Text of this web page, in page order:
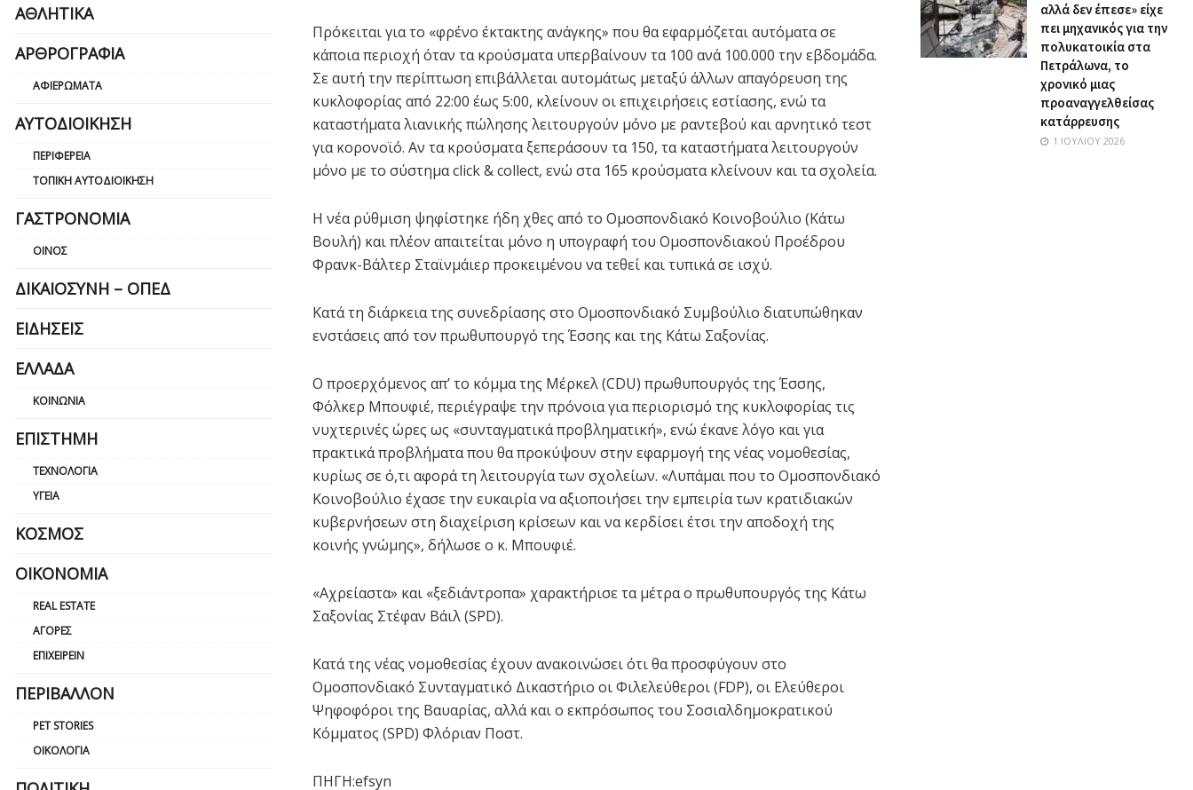
Πρόκειται για το «φρένο έκτακτης ανάγκης» που θα εφαρμόζεται αυτόματα σε
κάποια περιοχή όταν τα κρούσματα υπερβαίνουν τα 100 ανά 100.000 την εβδομάδα.
Σε αυτή την περίπτωση επιβάλλεται αυτομάτως μεταξύ άλλων απαγόρευση της
κυκλοφορίας από 22:00 έως 5:00, κλείνουν οι επιχειρήσεις εστίασης, ενώ τα
καταστήματα λιανικής πώλησης λειτουργούν μόνο με ραντεβού και αρνητικό τεστ
για κορονοϊό. Αν τα κρούσματα ξεπεράσουν τα 150, τα καταστήματα λειτουργούν
μόνο με το σύστημα click & collect, ενώ στα 165 κρούσματα κλείνουν και τα σχολεία.
Η νέα ρύθμιση ψηφίστηκε ήδη χθες από το Ομοσπονδιακό Κοινοβούλιο (Κάτω
Βουλή) και πλέον απαιτείται μόνο η υπογραφή του Ομοσπονδιακού Προέδρου
Φρανκ-Βάλτερ Σταϊνμάιερ προκειμένου να τεθεί και τυπικά σε ισχύ.
Κατά τη διάρκεια της συνεδρίασης στο Ομοσπονδιακό Συμβούλιο διατυπώθηκαν
ενστάσεις από τον πρωθυπουργό της Έσσης και της Κάτω Σαξονίας.
Ο προερχόμενος απ’ το κόμμα της Μέρκελ (CDU) πρωθυπουργός της Έσσης,
Φόλκερ Μπουφιέ, περιέγραψε την πρόνοια για περιορισμό της κυκλοφορίας τις
νυχτερινές ώρες ως «συνταγματικά προβληματική», ενώ έκανε λόγο και για
πρακτικά προβλήματα που θα προκύψουν στην εφαρμογή της νέας νομοθεσίας,
κυρίως σε ό,τι αφορά τη λειτουργία των σχολείων. «Λυπάμαι που το Ομοσπονδιακό
Κοινοβούλιο έχασε την ευκαιρία να αξιοποιήσει την εμπειρία των κρατιδιακών
κυβερνήσεων στη διαχείριση κρίσεων και να κερδίσει έτσι την αποδοχή της
κοινής γνώμης», δήλωσε ο κ. Μπουφιέ.
«Αχρείαστα» και «ξεδιάντροπα» χαρακτήρισε τα μέτρα ο πρωθυπουργός της Κάτω
Σαξονίας Στέφαν Βάιλ (SPD).
Κατά της νέας νομοθεσίας έχουν ανακοινώσει ότι θα προσφύγουν στο
Ομοσπονδιακό Συνταγματικό Δικαστήριο οι Φιλελεύθεροι (FDP), οι Ελεύθεροι
Ψηφοφόροι της Βαυαρίας, αλλά και ο εκπρόσωπος του Σοσιαλδημοκρατικού
Κόμματος (SPD) Φλόριαν Ποστ.
ΠΗΓΗ:efsyn
ΑΘΛΗΤΙΚΆ
ΑΡΘΡΟΓΡΑΦΊΑ
ΑΦΙΕΡΏΜΑΤΑ
ΑΥΤΟΔΙΟΊΚΗΣΗ
ΠΕΡΙΦΈΡΕΙΑ
ΤΟΠΙΚΉ ΑΥΤΟΔΙΟΊΚΗΣΗ
ΓΑΣΤΡΟΝΟΜΊΑ
ΟΊΝΟΣ
ΔΙΚΑΙΟΣΎΝΗ – ΟΠΕΔ
ΕΙΔΉΣΕΙΣ
ΕΛΛΆΔΑ
ΚΟΙΝΩΝΊΑ
ΕΠΙΣΤΉΜΗ
ΤΕΧΝΟΛΟΓΊΑ
ΥΓΕΊΑ
ΚΌΣΜΟΣ
ΟΙΚΟΝΟΜΊΑ
REAL ESTATE
ΑΓΟΡΈΣ
ΕΠΙΧΕΙΡΕΊΝ
ΠΕΡΙΒΆΛΛΟΝ
PET STORIES
ΟΙΚΟΛΟΓΊΑ
αλλά δεν έπεσε» είχε
πει μηχανικός για την
πολυκατοικία στα
Πετράλωνα, το
χρονικό μιας
προαναγγελθείσας
κατάρρευσης
1 ΙΟΥΛΊΟΥ 2026